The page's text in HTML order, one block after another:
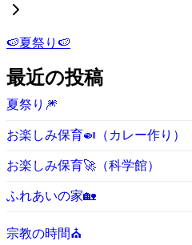
🍉夏祭り🍉
最近の投稿
夏祭り🎆
お楽しみ保育🍛（カレー作り）
お楽しみ保育🚀（科学館）
ふれあいの家🏡
宗教の時間⛪